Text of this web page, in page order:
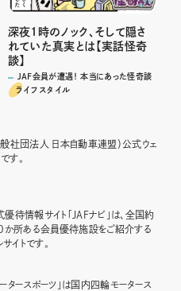
深夜1時のノック、そして隠さ
れていた真実とは【実話怪奇
談】
JAF会員が遭遇！ 本当にあった怪奇談
ライフスタイル
般社団法人 日本自動車連盟）公式ウェ
す。
優待情報サイト「JAFナビ」は、全国約
所ある会員優待施設をご紹介する
イトです。
ータースポーツ」は国内四輪モータース